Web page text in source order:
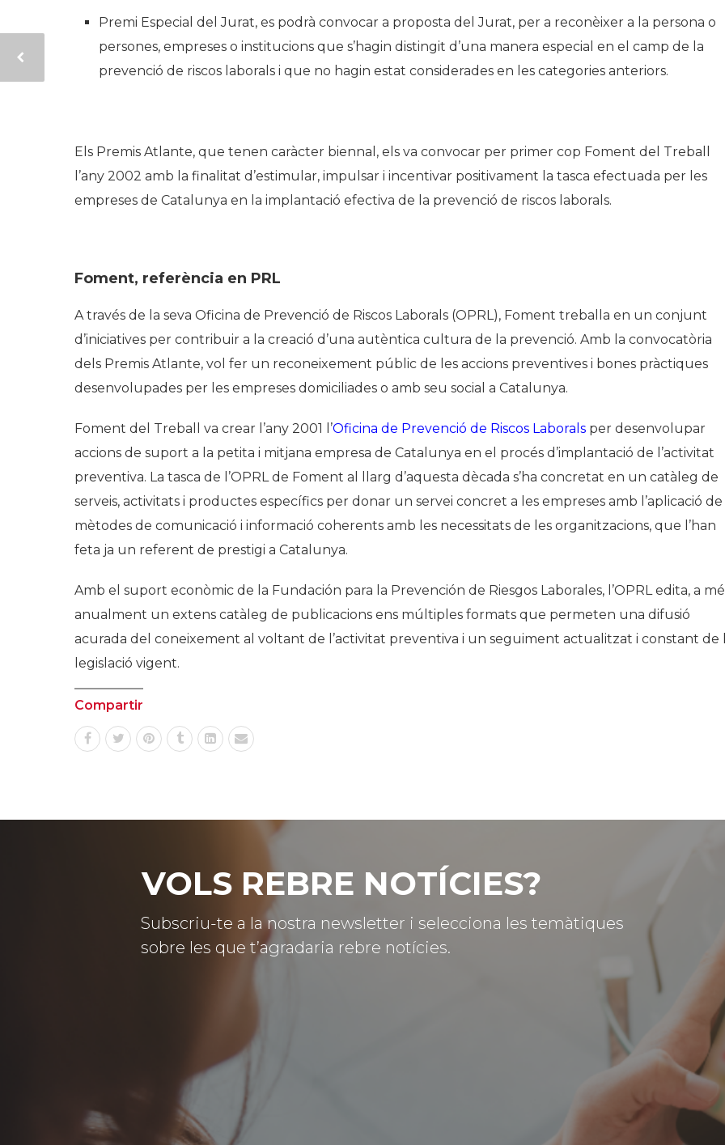
Premi Especial del Jurat, es podrà convocar a proposta del Jurat, per a reconèixer a la persona o
persones, empreses o institucions que s’hagin distingit d’una manera especial en el camp de la
prevenció de riscos laborals i que no hagin estat considerades en les categories anteriors.
Els Premis Atlante, que tenen caràcter biennal, els va convocar per primer cop Foment del Treball
l’any 2002 amb la finalitat d’estimular, impulsar i incentivar positivament la tasca efectuada per les
empreses de Catalunya en la implantació efectiva de la prevenció de riscos laborals.
Foment, referència en PRL
A través de la seva Oficina de Prevenció de Riscos Laborals (OPRL), Foment treballa en un conjunt
d’iniciatives per contribuir a la creació d’una autèntica cultura de la prevenció. Amb la convocatòria
dels Premis Atlante, vol fer un reconeixement públic de les accions preventives i bones pràctiques
desenvolupades per les empreses domiciliades o amb seu social a Catalunya.
Foment del Treball va crear l’any 2001 l’Oficina de Prevenció de Riscos Laborals per desenvolupar
accions de suport a la petita i mitjana empresa de Catalunya en el procés d’implantació de l’activitat
preventiva. La tasca de l’OPRL de Foment al llarg d’aquesta dècada s’ha concretat en un catàleg de
serveis, activitats i productes específics per donar un servei concret a les empreses amb l’aplicació de
mètodes de comunicació i informació coherents amb les necessitats de les organitzacions, que l’han
feta ja un referent de prestigi a Catalunya.
Amb el suport econòmic de la Fundación para la Prevención de Riesgos Laborales, l’OPRL edita, a
anualment un extens catàleg de publicacions ens múltiples formats que permeten una difusió
acurada del coneixement al voltant de l’activitat preventiva i un seguiment actualitzat i constant de
legislació vigent.
Compartir
VOLS REBRE NOTÍCIES?
Subscriu-te a la nostra newsletter i selecciona les temàtiques
sobre les que t’agradaria rebre notícies.